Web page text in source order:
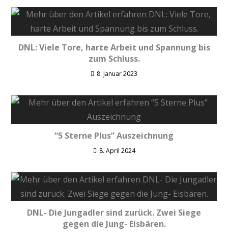
DNL: Viele Tore, harte Arbeit und Spannung bis
zum Schluss.
8. Januar 2023
“5 Sterne Plus” Auszeichnung
8. April 2024
DNL- Die Jungadler sind zurück. Zwei Siege
gegen die Jung- Eisbären.